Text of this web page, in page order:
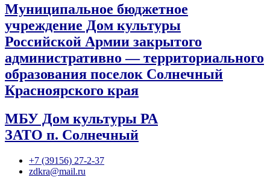
Муниципальное бюджетное
учреждение Дом культуры
Российской Армии закрытого
административно — территориального
образования поселок Солнечный
Красноярского края
МБУ Дом культуры РА
ЗАТО п. Солнечный
+7 (39156) 27-2-37
zdkra@mail.ru